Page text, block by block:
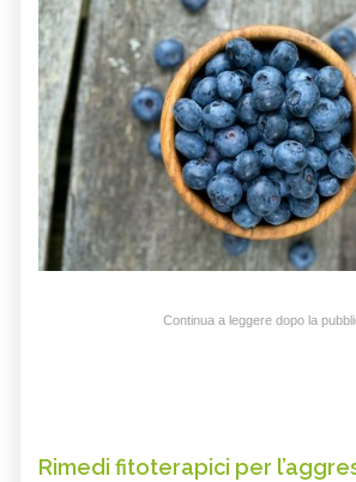
Continua a leggere dopo la
Rimedi fitoterapici per